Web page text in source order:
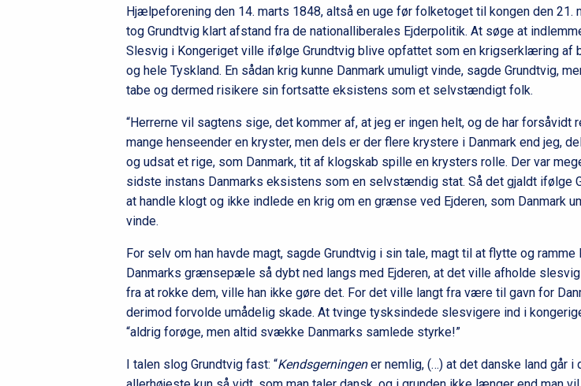
Hjælpeforening den 14. marts 1848, altså en uge før folketoget til kongen den 21.
tog Grundtvig klart afstand fra de nationalliberales Ejderpolitik. At søge at
Slesvig i Kongeriget ville ifølge Grundtvig blive opfattet som en krigserklæring af
og hele Tyskland. En sådan krig kunne Danmark umuligt vinde, sagde Grundtvig,
tabe og dermed risikere sin fortsatte eksistens som et selvstændigt folk.
“Herrerne vil sagtens sige, det kommer af, at jeg er ingen helt, og de har forsåvidt
mange henseender en kryster, men dels er der flere krystere i Danmark end jeg,
og udsat et rige, som Danmark, tit af klogskab spille en krysters rolle. Der var
sidste instans Danmarks eksistens som en selvstændig stat. Så det gjaldt ifølge
at handle klogt og ikke indlede en krig om en grænse ved Ejderen, som Danmark
vinde.
For selv om han havde magt, sagde Grundtvig i sin tale, magt til at flytte og ramme
Danmarks grænsepæle så dybt ned langs med Ejderen, at det ville afholde
fra at rokke dem, ville han ikke gøre det. For det ville langt fra være til gavn for
derimod forvolde umådelig skade. At tvinge tysksindede slesvigere ind i
“aldrig forøge, men altid svække Danmarks samlede styrke!”
I talen slog Grundtvig fast: “Kendsgerningener nemlig, (…) at det danske land går i